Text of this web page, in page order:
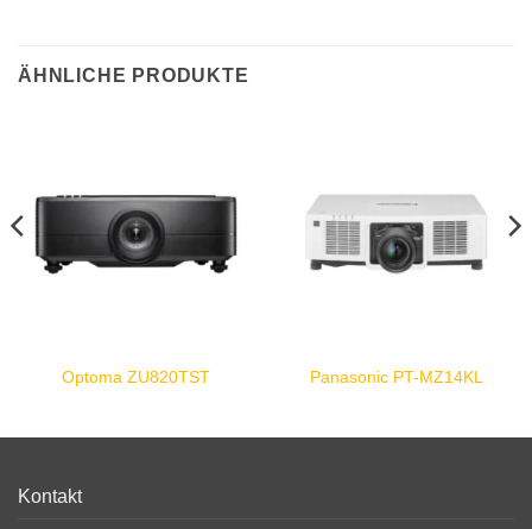
ÄHNLICHE PRODUKTE
Optoma ZU820TST Panasonic PT-MZ14KL
Kontakt